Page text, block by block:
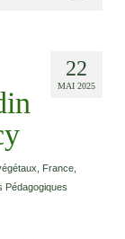
22
MAI 2025
France
Pédagogiques